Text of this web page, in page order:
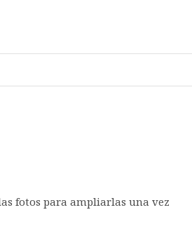
fotos para ampliarlas una vez
página)